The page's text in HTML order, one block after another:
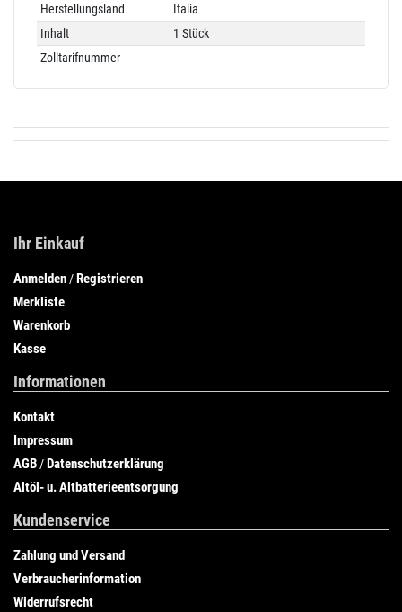
Herstellungsland
Italia
Inhalt
1 Stück
Zolltarifnummer
Ihr Einkauf
Anmelden /Registrieren
Merkliste
Warenkorb
Kasse
Informationen
Kontakt
Impressum
AGB /Datenschutzerklärung
Altöl- u. Altbatterieentsorgung
Kundenservice
Zahlung und Versand
Verbraucherinformation
Widerrufsrecht